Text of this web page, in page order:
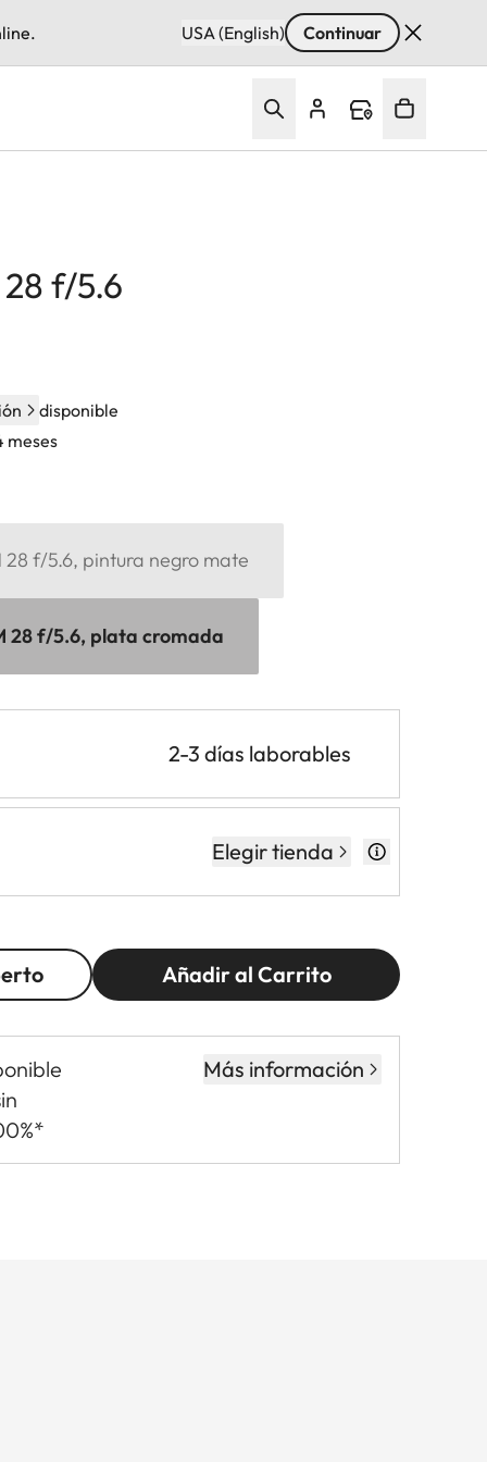
USA (English) Continuar
f/5.6
disponible
meses
28 f/5.6, pintura negro mate
28 f/5.6, plata cromada
2-3 días laborables
Elegir tienda
Añadir al Carrito
Más información